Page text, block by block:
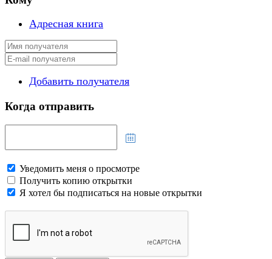
Адресная книга
Добавить получателя
Когда отправить
Уведомить меня о просмотре
Получить копию открытки
Я хотел бы подписаться на новые открытки